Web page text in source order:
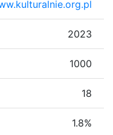
2023
1000
18
1.8%